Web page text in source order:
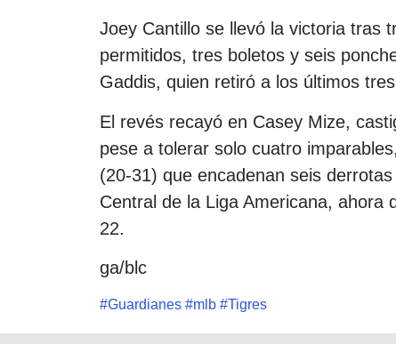
Joey Cantillo se llevó la victoria tras
permitidos, tres boletos y seis
Gaddis, quien retiró a los últimos
El revés recayó en Casey Mize,
pese a tolerar solo cuatro
(20-31) que encadenan seis
Central de la Liga Americana, ahora
22.
ga/blc
#Guardianes #mlb #Tigres